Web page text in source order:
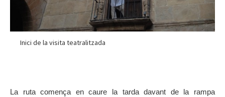
Inici de la visita teatralitzada
La ruta comença en caure la tarda davant de la rampa